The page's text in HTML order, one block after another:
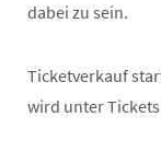
dabei zu sein.
Ticketverkauf
wird unter